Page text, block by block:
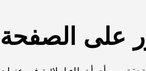
على الصفحة